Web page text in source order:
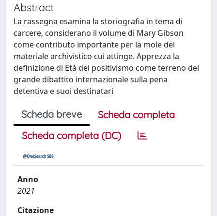
Abstract
La rassegna esamina la storiografia in tema di
carcere, considerano il volume di Mary Gibson
come contributo importante per la mole del
materiale archivistico cui attinge. Apprezza la
definizione di Età del positivismo come terreno del
grande dibattito internazionale sulla pena
detentiva e suoi destinatari
Scheda breve
Scheda completa
Scheda completa (DC)
Anno
2021
Citazione